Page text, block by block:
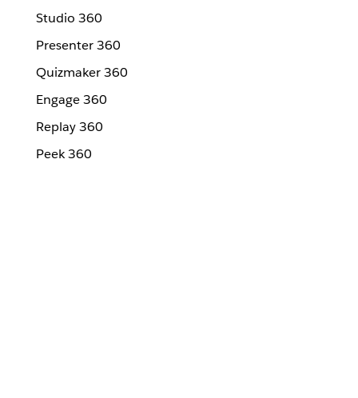
Studio 360
Presenter 360
Quizmaker 360
Engage 360
Replay 360
Peek 360